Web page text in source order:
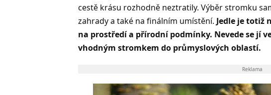
cestě krásu rozhodně neztratily. Výběr stromku
zahrady a také na finálním umístění. Jedle je totiž
na prostředí a přírodní podmínky. Nevede se jí
vhodným stromkem do průmyslových oblastí.
Reklama